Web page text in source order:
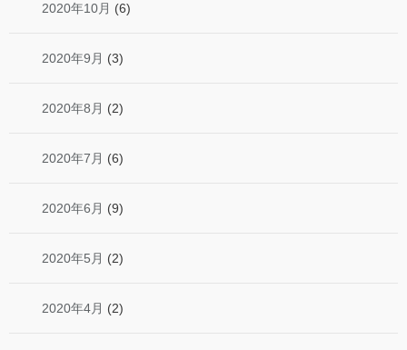
2020年10月 (6)
2020年9月 (3)
2020年8月 (2)
2020年7月 (6)
2020年6月 (9)
2020年5月 (2)
2020年4月 (2)